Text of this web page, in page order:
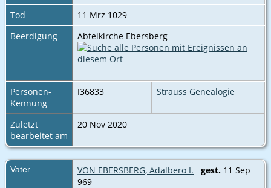
Tod
11 Mrz 1029
Beerdigung
Abteikirche Ebersberg
Personen-
Kennung
I36833 Strauss Genealogie
Zuletzt
bearbeitet am
20 Nov 2020
Vater VON EBERSBERG, Adalbero I. gest. 11 Sep
969